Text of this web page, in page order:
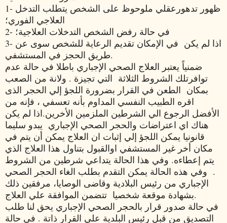
1- ظهور تدهورعقلي ملوحوظ على الشخص يتطلب التدخل
العلاجي الفوري؛
2- في حالة رفض الشخص التدخلات العلاجية؛
3- اذا لم يكن في الإمكان تقديم الرعاية للشخص سوى عن
طريق الحجز في المستشفي.
ضمنياً يعتبر العلاج الصحي الإجباري باطلا في حالة عدم
توافرتلك الشروط الثلاثة التي تجيزة . ولانة من الصعب
بمكان الطعن في القرار بضرورة اللجؤ إلي الحجر الذى
اقره الطبيب النفسي المداوم بأنه تعسفي ، فإنه من
الأفضل الرجوع الي الشرطين الملزمين الأخرين.اذا لم يكن
هناك اي اعتراضات والحجر الصحي الإجباري يبدو سليما
قانونيا يمكن اللجؤ إلي إثبات ان العلاج يمكن أن يتم في
مكان أخر غير المستشفي اوالقبول بتناول هذا العلاج الذي
يتم إعطاءه. وفي هذا الحالة يتداعي شرطين من الشروط
. وفي هذه الحالة يمكن التقدم بطلب الغاء الحجر الصحي
الإجباري من رئيس البلادية وقاضى الوصايا، مرفقين ذلك
بشهادة موقعة شخصيا تتضمن الموافقة علي العلاج.
في حالة صدور قرار بالحجر الصحي الإجباري يحق لنا طلب
التصديق من قبل رئيس البلدية علي القرار ذاتة . في حالة